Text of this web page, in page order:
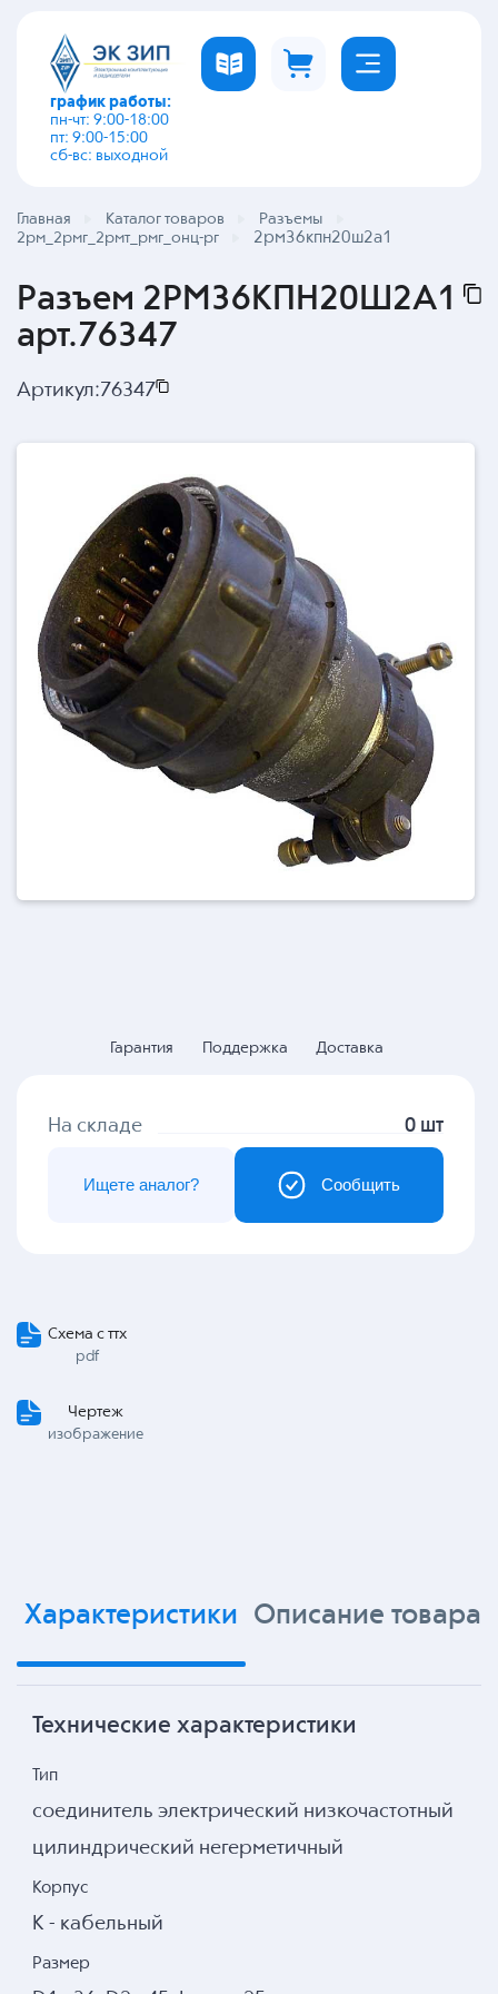
график работы:
пн-чт: 9:00-18:00
пт: 9:00-15:00
сб-вс: выходной
Главная Каталог товаров
Разъемы
2рм_2рмг_2рмт_рмг_онц-рг
2рм36кпн20ш2а1
Разъем 2РМ36КПН20Ш2А1
арт.76347
Артикул:76347
Гарантия Поддержка Доставка
На складе 0 шт
Сообщить
Ищете аналог?
Схема с ттх
pdf
Чертеж
изображение
Характеристики Описание товара
Технические характеристики
Тип
соединитель электрический низкочастотный
цилиндрический негерметичный
Корпус
К - кабельный
Размер